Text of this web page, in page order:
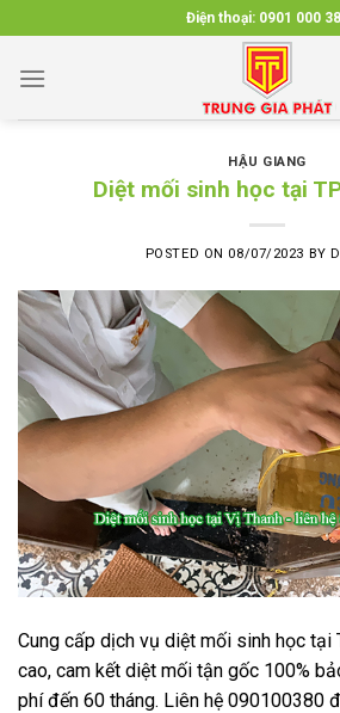
to
content
Điện thoại: 0901 000
HẬU GIANG
Diệt mối sinh học tại
POSTED ON 08/07/2023 BY
Cung cấp dịch vụ diệt mối sinh học tại
cao, cam kết diệt mối tận gốc 100%
phí đến 60 tháng. Liên hệ 090100380